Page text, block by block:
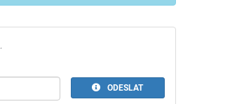
ODESLAT